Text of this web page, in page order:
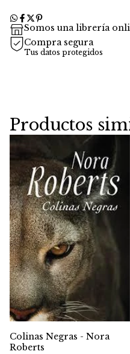
Somos una librería
Compra segura
Tus datos protegidos
Productos
Colinas Negras - Nora
Roberts